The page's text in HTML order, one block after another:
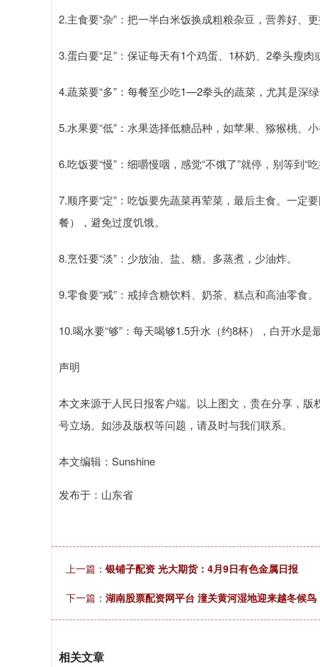
2.主食要“杂”：把一半白米饭换成粗粮杂豆，营养好、更
3.蛋白要“足”：保证每天有1个鸡蛋、1杯奶、2拳头瘦肉
4.蔬菜要“多”：每餐至少吃1—2拳头的蔬菜，尤其是深绿
5.水果要“低”：水果选择低糖品种，如苹果、猕猴桃、
6.吃饭要“慢”：细嚼慢咽，感觉“不饿了”就停，别等到“
7.顺序要“定”：吃饭要先蔬菜再荤菜，最后主食。一定
餐），避免过度饥饿。
8.烹饪要“淡”：少放油、盐、糖。多蒸煮，少油炸。
9.零食要“戒”：戒掉含糖饮料、奶茶、糕点和高油零食。
10.喝水要“够”：每天喝够1.5升水（约8杯），白开水是最
声明
本文来源于人民日报客户端。以上图文，贵在分享，
号立场。如涉及版权等问题，请及时与我们联系。
本文编辑：Sunshine
发布于：山东省
上一篇： 银铺子配资 光大期货：4月9日有色金属日报
下一篇： 湖南股票配资网平台 潼关黄河湿地迎来越冬候鸟
相关文章